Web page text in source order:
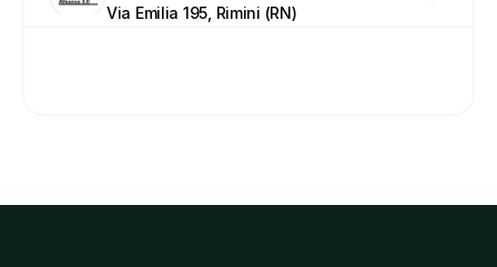
Via Emilia 195, Rimini (RN)